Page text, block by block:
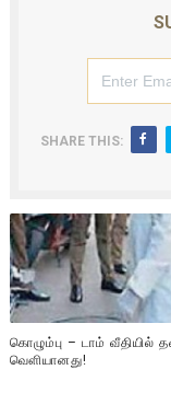
SHARE THIS:
கொழும்பு – டாம்
வௌியானது!